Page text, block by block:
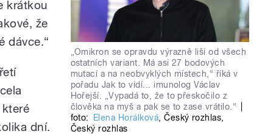
„Omikron se opravdu výrazně liší od všech
ostatních variant. Má asi 27 bodových
mutací a na neobvyklých místech,“ říká v
pořadu Jak to vidí... imunolog Václav
Hořejší. „Vypadá to, že to přeskočilo z
člověka na myš a pak se to zase vrátilo.“
foto:
Elena Horálková,Český rozhlas,
Český rozhlas
krátkou
že
dávce.“
dní.